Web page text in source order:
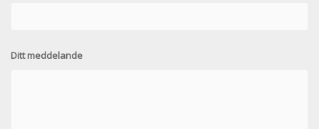
Ditt meddelande